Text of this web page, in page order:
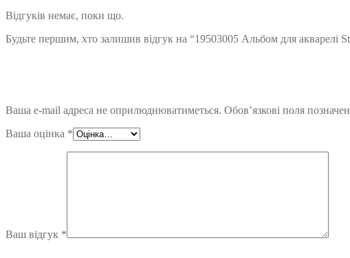
Відгуків немає, поки що.
Будьте першим, хто залишив відгук на “19503005 Альбом для акварелі
Ваша e-mail адреса не оприлюднюватиметься. Обов’язкові поля
Ваша оцінка *
Ваш відгук *